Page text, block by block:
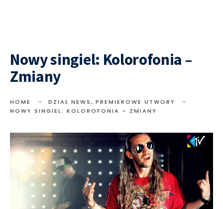
Nowy singiel: Kolorofonia –
Zmiany
HOME DZIAŁ NEWS, PREMIEROWE UTWORY
NOWY SINGIEL: KOLOROFONIA – ZMIANY